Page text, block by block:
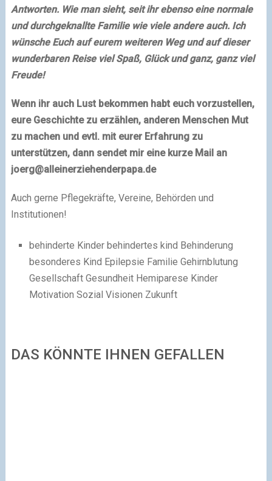
Antworten. Wie man sieht, seit ihr ebenso eine normale
und durchgeknallte Familie wie viele andere auch. Ich
wünsche Euch auf eurem weiteren Weg und auf dieser
wunderbaren Reise viel Spaß, Glück und ganz, ganz viel
Freude!
Wenn ihr auch Lust bekommen habt euch vorzustellen,
eure Geschichte zu erzählen, anderen Menschen Mut
zu machen und evtl. mit eurer Erfahrung zu
unterstützen, dann sendet mir eine kurze Mail an
joerg@alleinerziehenderpapa.de
Auch gerne Pflegekräfte, Vereine, Behörden und
Institutionen!
behinderte Kinder behindertes kind Behinderung
besonderes Kind Epilepsie Familie Gehirnblutung
Gesellschaft Gesundheit Hemiparese Kinder
Motivation Sozial Visionen Zukunft
DAS KÖNNTE IHNEN GEFALLEN